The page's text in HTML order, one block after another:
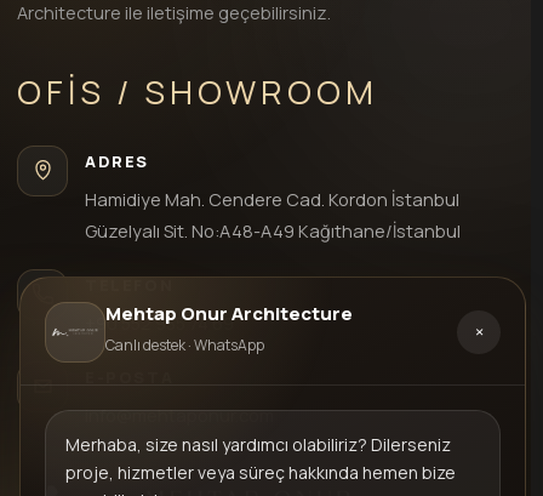
Architecture ile iletişime geçebilirsiniz.
OFIS / SHOWROOM
ADRES
Hamidiye Mah. Cendere Cad. Kordon İstanbul
Güzelyalı Sit. No:A48-A49 Kağıthane/İstanbul
+90 552 935 74 69
info@mehtaponur.com
Mehtap Onur Architecture
Canlı destek · WhatsApp
×
Merhaba, size nasıl yardımcı olabiliriz? Dilerseniz
proje, hizmetler veya süreç hakkında hemen bize